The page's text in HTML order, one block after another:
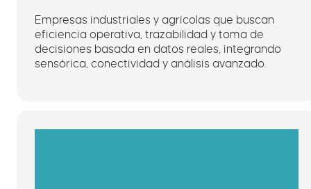
Empresas industriales y agrícolas que buscan
eficiencia operativa, trazabilidad y toma de
decisiones basada en datos reales, integrando
sensórica, conectividad y análisis avanzado.